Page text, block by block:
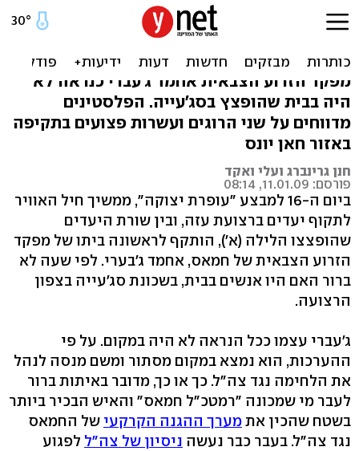
חיל האוויר תקף את בית
"רמטכ"ל חמאס" בעזה
מפקד הזרוע הצבאית אחמד ג'עברי כנראה לא
היה בבית שהופצץ בסג'עייה. הפלסטינים
מדווחים על שני הרוגים ועשרות פצועים בתקיפה
באזור חאן יונס
חנן גרינברג ועלי ואקד
פורסם: 11.01.09, 08:14
ביום ה-16 למבצע "עופרת יצוקה", ממשיך חיל האוויר
לתקוף יעדים ברצועת עזה, ובין שורת היעדים
שהופצצו הלילה (א'), הותקף לראשונה ביתו של מפקד
הזרוע הצבאית של חמאס, אחמד ג'בערי. לפי שעה לא
ברור האם היו אנשים בבית, בשכונת סג'עייה בצפון
הרצועה.
ג'עברי עצמו ככל הנראה לא היה במקום. על פי
ההערכות, הוא נמצא במקום מסתור ומשם מנסה לנהל
את הלחימה נגד צה"ל. כך או כך, מדובר באיתות ברור
לעבר מי שמכונה "רמטכ"ל חמאס" והאיש הבכיר ביותר
בשטח שהכין אתמערך ההגנה הקרקעי של החמאס
נגד צה"ל. בעבר כבר נעשה ניסיון של צה"ל לפגוע